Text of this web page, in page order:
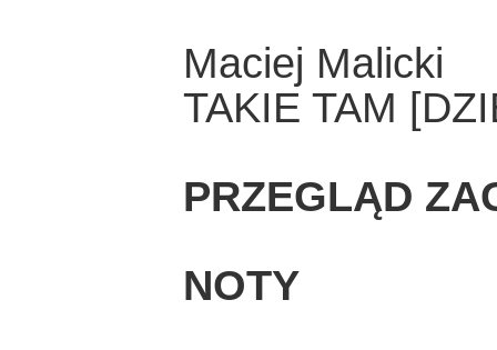
Maciej Malicki
TAKIE TAM
PRZEGLĄD
NOTY